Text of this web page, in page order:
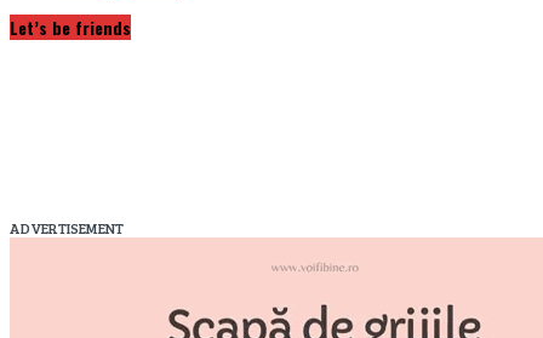
Let’s be friends
ADVERTISEMENT